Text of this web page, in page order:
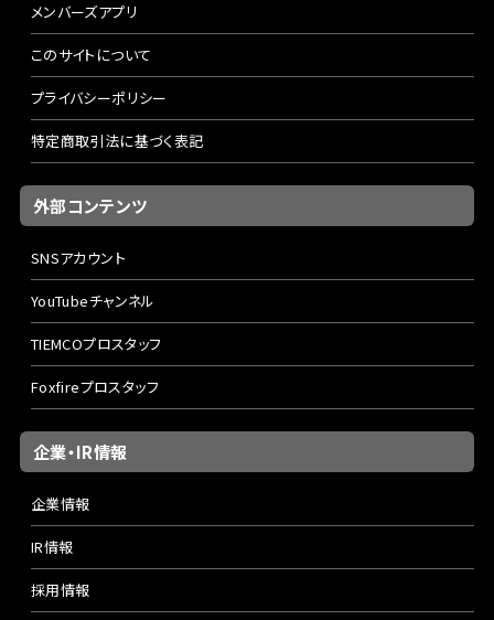
メンバーズアプリ
このサイトについて
プライバシーポリシー
特定商取引法に基づく表記
外部コンテンツ
SNSアカウント
YouTubeチャンネル
TIEMCOプロスタッフ
Foxfireプロスタッフ
企業・IR情報
企業情報
IR情報
採用情報